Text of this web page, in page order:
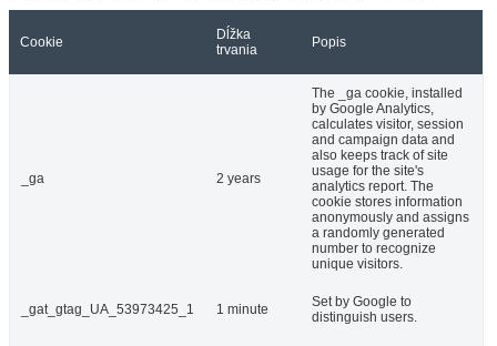
Cookie
Dĺžka
trvania
Popis
_ga 2 years
The _ga cookie, installed
by Google Analytics,
calculates visitor, session
and campaign data and
also keeps track of site
usage for the site's
analytics report. The
cookie stores information
anonymously and assigns
a randomly generated
number to recognize
unique visitors.
_gat_gtag_UA_53973425_1 1 minute
Set by Google to
distinguish users.